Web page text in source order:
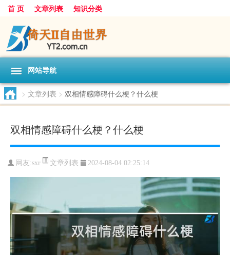
首 页 文章列表 知识分类
网站导航
> 文章列表 > 双相情感障碍什么梗？什么梗
双相情感障碍什么梗？什么梗
网友:sxr 文章列表 2024-08-04 02:25:14